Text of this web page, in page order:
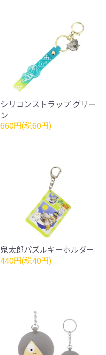
シリコンストラップ グリー
ン
660円(税60円)
鬼太郎パズルキーホルダー
440円(税40円)